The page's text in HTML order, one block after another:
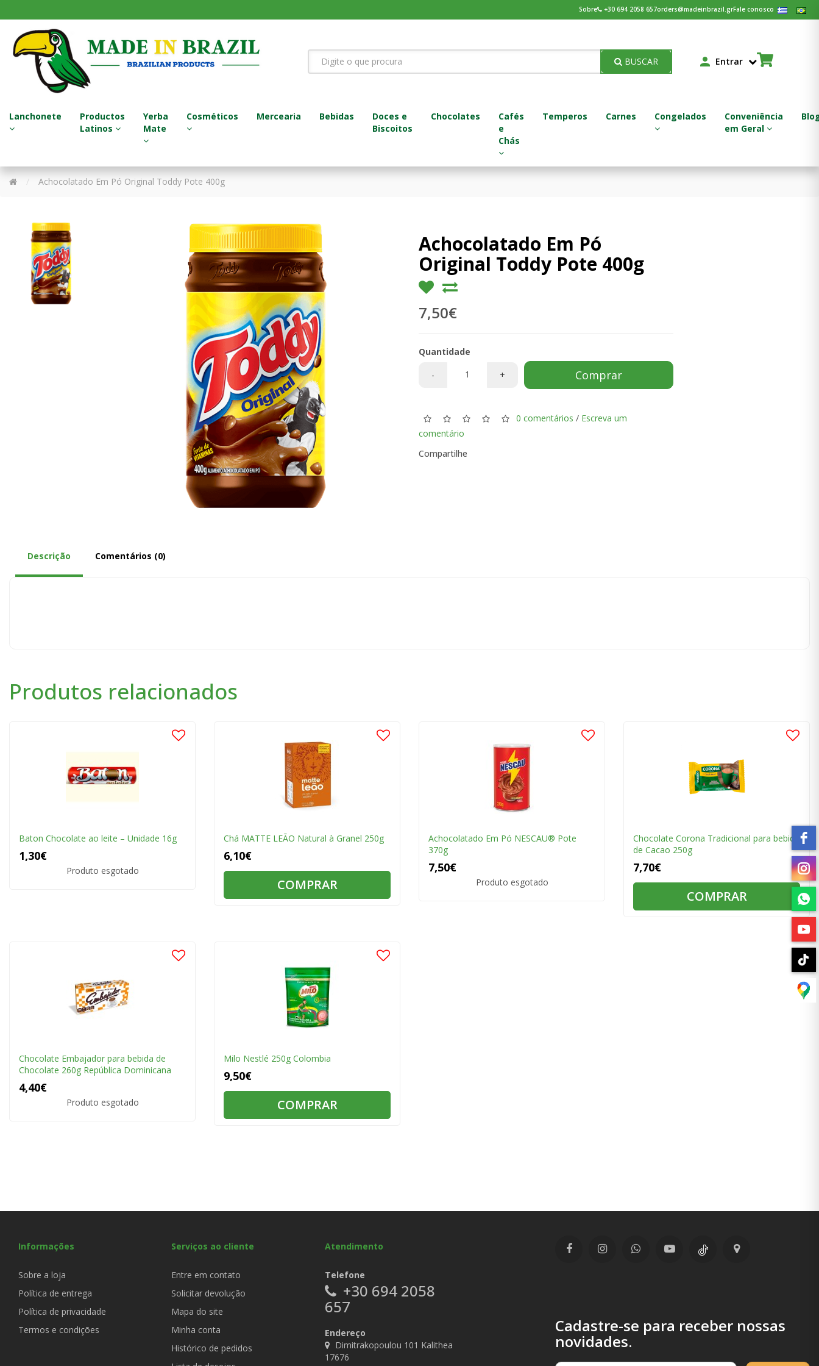
Sobre +30 694 2058 657orders@madeinbrazil.grFale conosco
BUSCAR Entrar
Lanchonete
Productos
Latinos
Yerba
Mate
Cosméticos Mercearia Bebidas
Doces e
Biscoitos
Chocolates
Cafés
e
Chás
Temperos Carnes Congelados
Conveniência
em Geral
Achocolatado Em Pó Original Toddy Pote 400g
Achocolatado Em Pó
Original Toddy Pote 400g
7,50€
Quantidade
-
+ Comprar
0 comentários / Escreva um
comentário
Compartilhe
Descrição Comentários (0)
Produtos relacionados
Baton Chocolate ao leite – Unidade 16g
1,30€
Produto esgotado
Chá MATTE LEÃO Natural à Granel 250g
6,10€
COMPRAR
Achocolatado Em Pó NESCAU® Pote
370g
7,50€
Produto esgotado
Chocolate Corona Tradicional para bebida
de Cacao 250g
7,70€
COMPRAR
Chocolate Embajador para bebida de
Chocolate 260g República Dominicana
4,40€
Produto esgotado
Milo Nestlé 250g Colombia
9,50€
COMPRAR
Informações
Sobre a loja
Política de entrega
Política de privacidade
Termos e condições
Serviços ao cliente
Entre em contato
Solicitar devolução
Mapa do site
Minha conta
Histórico de pedidos
Atendimento
Telefone
+30 694 2058
657
Endereço
Dimitrakopoulou 101 Kalithea
17676
Cadastre-se para receber nossas
novidades.